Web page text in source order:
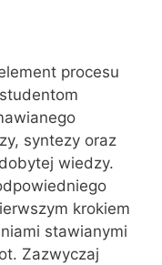
procesu
syntezy oraz
wiedzy.
krokiem
stawianymi
Zazwyczaj